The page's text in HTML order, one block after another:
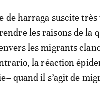
de harraga suscite très
les raisons de la
les migrants
la réaction
quand il s’agit de